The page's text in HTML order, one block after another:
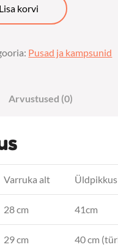
Lisa korvi
Pusad ja kampsunid
Arvustused (0)
Varruka alt Üldpikkus
28 cm 41cm
29 cm
40 cm